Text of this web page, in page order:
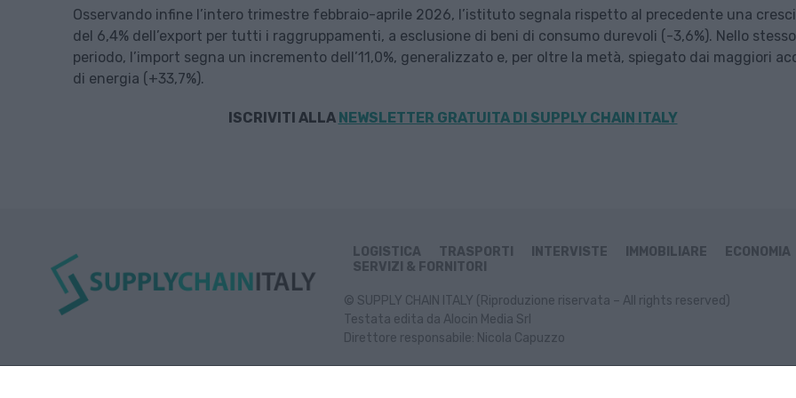
Osservando infine l’intero trimestre febbraio-aprile 2026, l’istituto segnala rispetto al precedente una
del 6,4% dell’export per tutti i raggruppamenti, a esclusione di beni di consumo durevoli (-3,6%). Nello stesso
periodo, l’import segna un incremento dell’11,0%, generalizzato e, per oltre la metà, spiegato dai maggiori
di energia (+33,7%).
ISCRIVITI ALLA NEWSLETTER GRATUITA DI SUPPLY CHAIN ITALY
LOGISTICA TRASPORTI INTERVISTE IMMOBILIARE ECONOMIA
SERVIZI & FORNITORI
© SUPPLY CHAIN ITALY (Riproduzione riservata – All rights reserved)
Testata edita da Alocin Media Srl
Direttore responsabile: Nicola Capuzzo